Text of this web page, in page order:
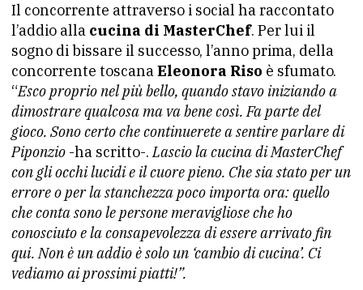
Il concorrente attraverso i social ha raccontato
l’addio alla cucina di MasterChef. Per lui il
sogno di bissare il successo, l’anno prima, della
concorrente toscanaEleonora Riso è sfumato.
“Esco proprio nel più bello, quando stavo iniziando a
dimostrare qualcosa ma va bene così. Fa parte del
gioco. Sono certo che continuerete a sentire parlare di
Piponzio -ha scritto-.Lascio la cucina di MasterChef
con gli occhi lucidi e il cuore pieno. Che sia stato per un
errore o per la stanchezza poco importa ora: quello
che conta sono le persone meravigliose che ho
conosciuto e la consapevolezza di essere arrivato fin
qui. Non è un addio è solo un ‘cambio di cucina’. Ci
vediamo ai prossimi piatti!”.